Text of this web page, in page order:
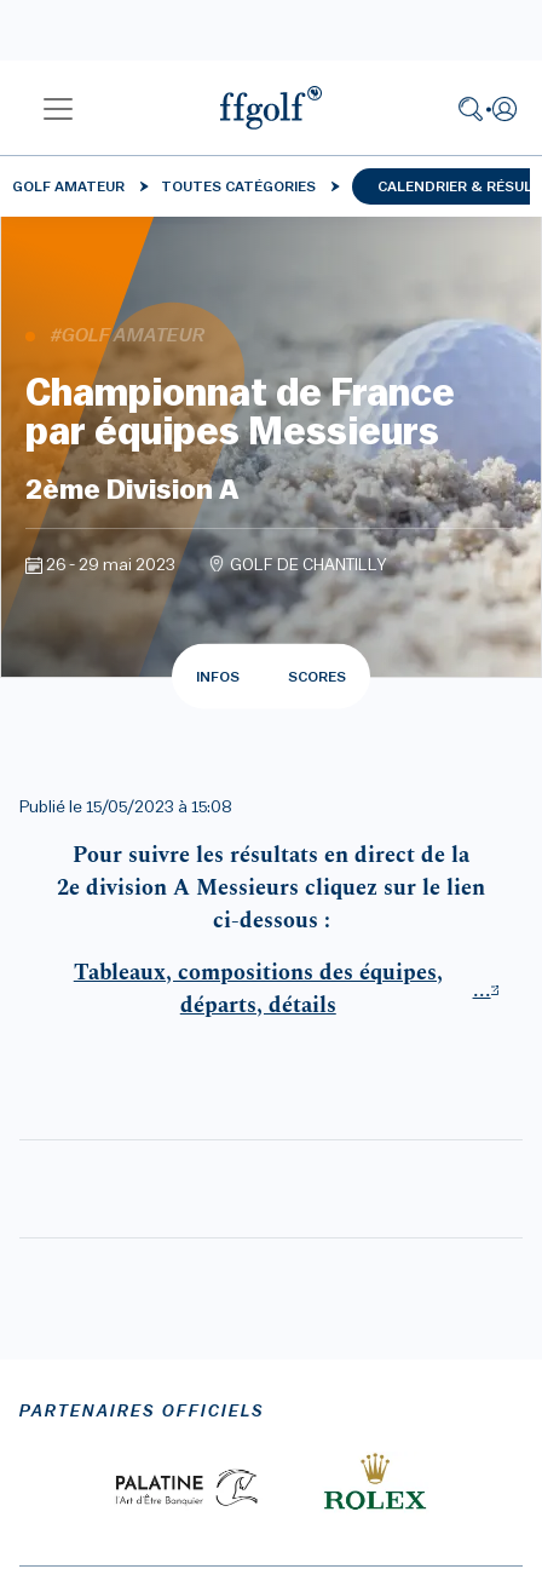
GOLF AMATEUR TOUTES CATÉGORIES CALENDRIER &
#GOLF AMATEUR
Championnat de France
par équipes Messieurs
2ème Division A
26 - 29 mai 2023 GOLF DE CHANTILLY
INFOS SCORES
Publié le 15/05/2023 à 15:08
Pour suivre les résultats en direct de la
2e division A Messieurs cliquez sur le lien
ci-dessous :
Tableaux, compositions des équipes,
départs, détails
...
PARTENAIRES OFFICIELS